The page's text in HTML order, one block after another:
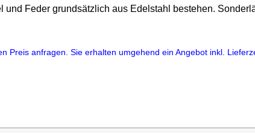
Feder grundsätzlich aus Edelstahl bestehen.
Preis anfragen. Sie erhalten umgehend ein Angebot inkl.